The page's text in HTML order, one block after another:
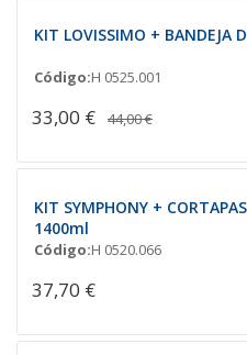
KIT LOVISSIMO + BANDEJA
Código:H 0525.001
33,00 € 44,00 €
KIT SYMPHONY +
1400ml
Código:H 0520.066
37,70 €